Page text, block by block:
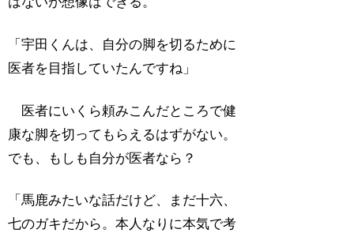
「宇田くんは、自分の脚を切るために
医者を目指していたんですね」
医者にいくら頼みこんだところで健
康な脚を切ってもらえるはずがない。
でも、もしも自分が医者なら？
「馬鹿みたいな話だけど、まだ十六、
七のガキだから。本人なりに本気で考